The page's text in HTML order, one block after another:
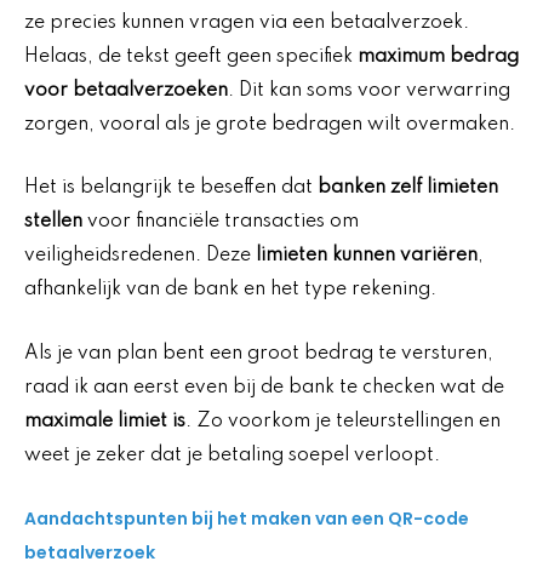
ze precies kunnen vragen via een betaalverzoek.
Helaas, de tekst geeft geen specifiek maximum bedrag
voor betaalverzoeken. Dit kan soms voor verwarring
zorgen, vooral als je grote bedragen wilt overmaken.
Het is belangrijk te beseffen dat banken zelf limieten
stellen voor financiële transacties om
veiligheidsredenen. Deze limieten kunnen variëren,
afhankelijk van de bank en het type rekening.
Als je van plan bent een groot bedrag te versturen,
raad ik aan eerst even bij de bank te checken wat de
maximale limiet is. Zo voorkom je teleurstellingen en
weet je zeker dat je betaling soepel verloopt.
Aandachtspunten bij het maken van een QR-code
betaalverzoek